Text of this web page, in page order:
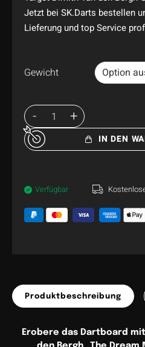
Jetzt bei SK.Darts bestellen
Lieferung und top Service
Gewicht
IN DEN
Verfügbar
Produktbeschreibung
Erobere das Dartboard